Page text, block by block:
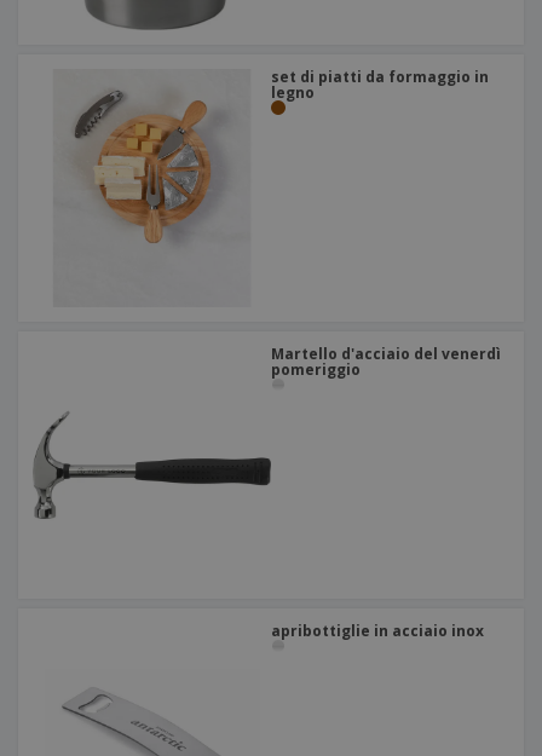
set di piatti da formaggio in
legno
Martello d'acciaio del venerdì
pomeriggio
apribottiglie in acciaio inox